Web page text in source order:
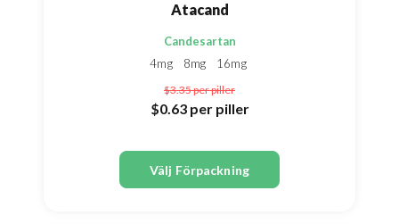
Atacand
Candesartan
4mg
8mg 16mg
$3.35per piller
$0.63 per piller
Välj Förpackning